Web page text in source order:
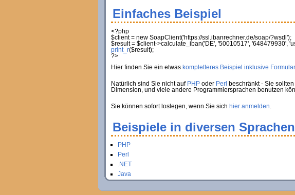
Einfaches Beispiel
<?php
$client= newSoapClient('https://ssl.ibanrechner.de/soap/?wsdl');
$result= $client->calculate_iban('DE', '50010517', '648479930',
print_r($result);
?>
Hier finden Sie ein etwas kompletteres Beispiel inklusive
Natürlich sind Sie nicht auf PHPoder Perl beschränkt - Sie
Dimension, und viele andere Programmiersprachen benutzen
Sie können sofort loslegen, wenn Sie sich hier anmelden.
Beispiele in diversen Sprachen
PHP
Perl
.NET
Java